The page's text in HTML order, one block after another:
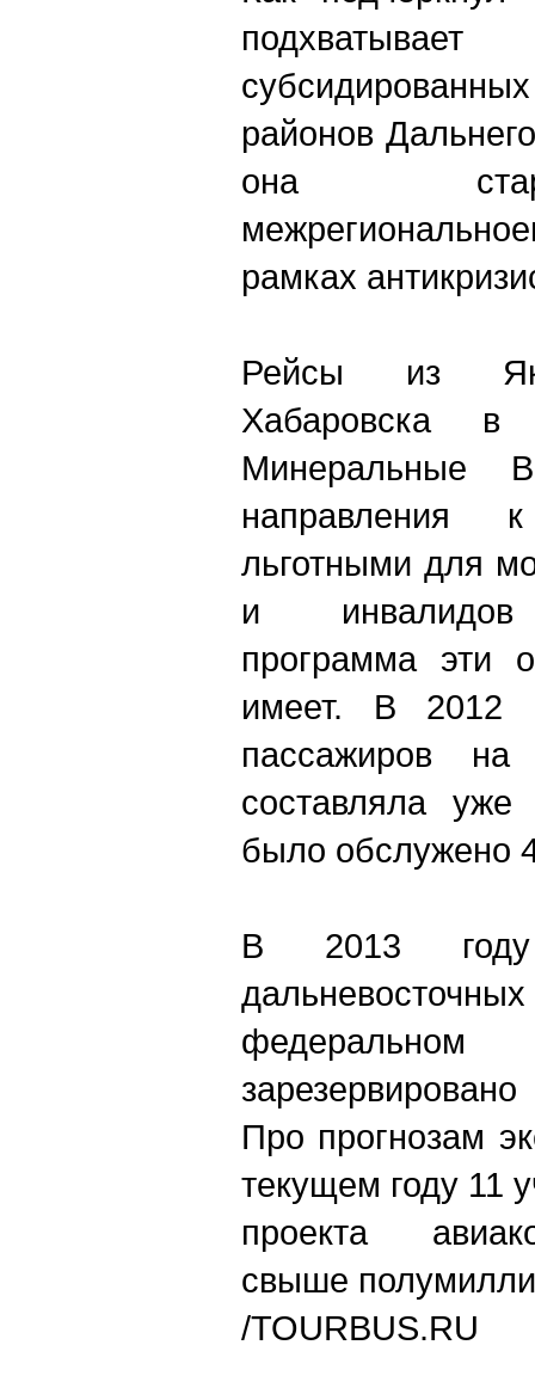
районов
она
рамках
Рейсы из
Хабаровска в
Минеральные
направления
льготными для
и инвалидов
программа эти
имеет. В 2012
пассажиров на
составляла
было обслужено
В 2013
Про прогнозам
текущем году 11
проекта
свыше
/TOURBUS.RU